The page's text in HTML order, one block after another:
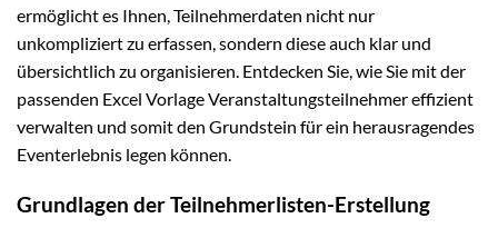
ermöglicht es Ihnen, Teilnehmerdaten nicht nur
unkompliziert zu erfassen, sondern diese auch klar und
übersichtlich zu organisieren. Entdecken Sie, wie Sie mit der
passenden Excel Vorlage Veranstaltungsteilnehmer effizient
verwalten und somit den Grundstein für ein herausragendes
Eventerlebnis legen können.
Grundlagen der Teilnehmerlisten-Erstellung